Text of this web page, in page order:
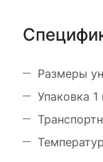
Размеры
Упаковка 1